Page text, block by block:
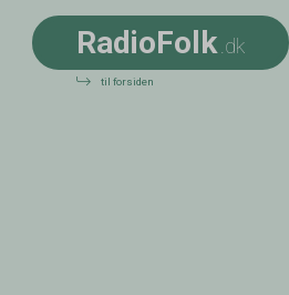
RadioFolk .dk
til forsiden